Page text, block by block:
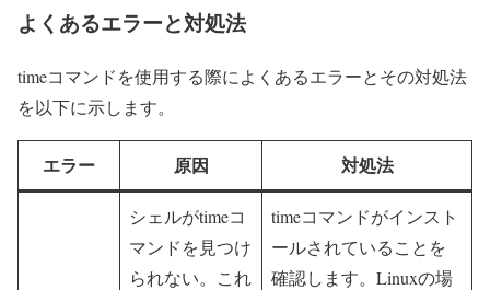
よくあるエラーと対処法
timeコマンドを使用する際によくあるエラーとその対処法
を以下に示します。
エラー 原因 対処法
シェルがtimeコ
マンドを見つけ
られない。これ
timeコマンドがインスト
ールされていることを
確認します。Linuxの場